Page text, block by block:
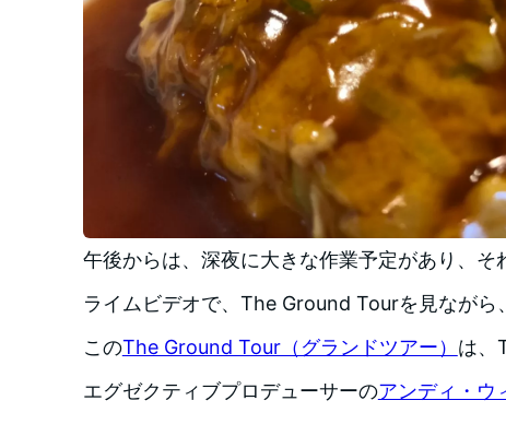
午後からは、深夜に大きな作業予定があり、
ライムビデオで、The Ground Tourを見ながら
このThe Ground Tour（グランドツアー） は、
エグゼクティブプロデューサーのアンディ・ウ